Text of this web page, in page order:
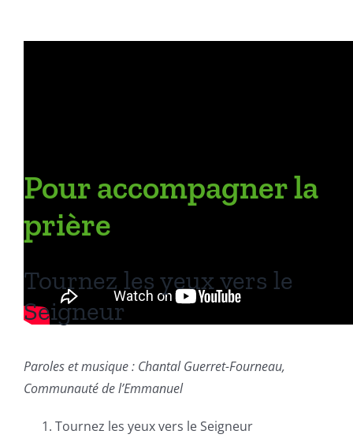
Pour accompagner la
prière
Tournez les yeux vers le
Seigneur
Paroles et musique : Chantal Guerret-Fourneau,
Communauté de l’Emmanuel
Tournez les yeux vers le Seigneur